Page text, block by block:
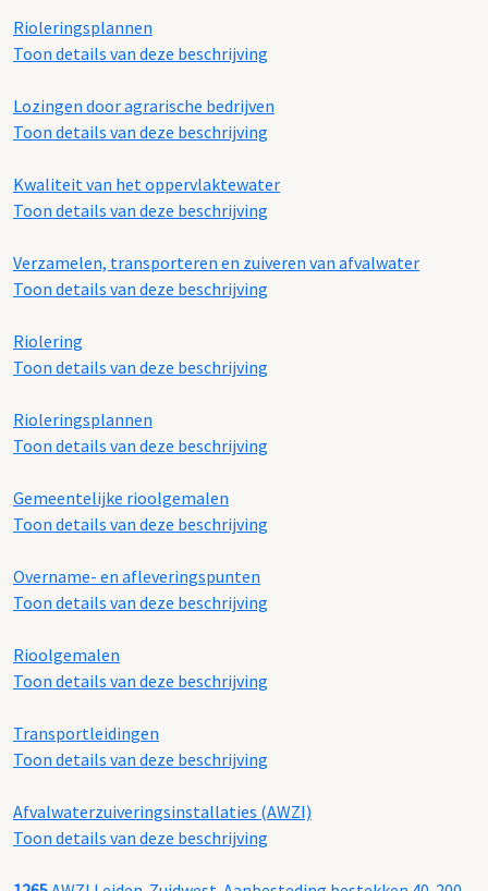
Rioleringsplannen
Toon details van deze beschrijving
Lozingen door agrarische bedrijven
Toon details van deze beschrijving
Kwaliteit van het oppervlaktewater
Toon details van deze beschrijving
Verzamelen, transporteren en zuiveren van afvalwater
Toon details van deze beschrijving
Riolering
Toon details van deze beschrijving
Rioleringsplannen
Toon details van deze beschrijving
Gemeentelijke rioolgemalen
Toon details van deze beschrijving
Overname- en afleveringspunten
Toon details van deze beschrijving
Rioolgemalen
Toon details van deze beschrijving
Transportleidingen
Toon details van deze beschrijving
Afvalwaterzuiveringsinstallaties (AWZI)
Toon details van deze beschrijving